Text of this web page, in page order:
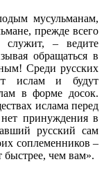
мусульманам,
прежде всего
– ведите
обращаться в
Среди русских
ислам и будут
в форме досок.
ислама перед
принуждения в
русский сам
соплеменников –
быстрее, чем вам».